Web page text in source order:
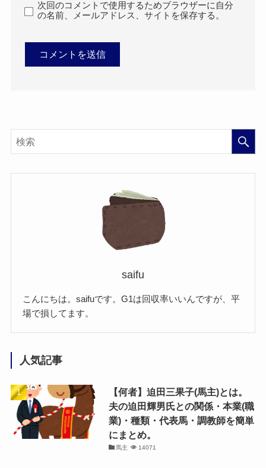
次回のコメントで使用するためブラウザーに自分
の名前、メールアドレス、サイトを保存する。
saifu
こんにちは。saifuです。G1は回収率いいんですが、平
場で損してます。
人気記事
【何者】迫田三果子(馬主)とは。
夫の迫田輝男氏との関係・本業(職
業)・種類・代表馬・調教師を簡単
にまとめ。
馬主 14071